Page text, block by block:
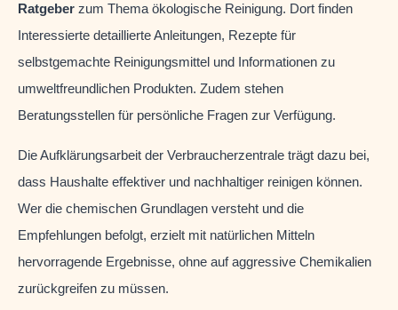
Ratgeber zum Thema ökologische Reinigung. Dort finden
Interessierte detaillierte Anleitungen, Rezepte für
selbstgemachte Reinigungsmittel und Informationen zu
umweltfreundlichen Produkten. Zudem stehen
Beratungsstellen für persönliche Fragen zur Verfügung.
Die Aufklärungsarbeit der Verbraucherzentrale trägt dazu bei,
dass Haushalte effektiver und nachhaltiger reinigen können.
Wer die chemischen Grundlagen versteht und die
Empfehlungen befolgt, erzielt mit natürlichen Mitteln
hervorragende Ergebnisse, ohne auf aggressive Chemikalien
zurückgreifen zu müssen.